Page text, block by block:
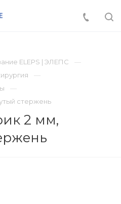
ELEPS | ЭЛЕПС
стержень
2 мм,